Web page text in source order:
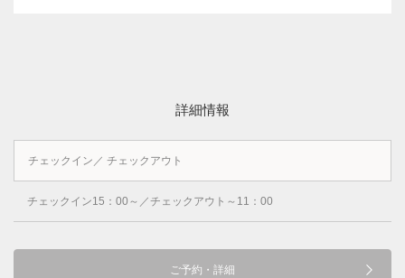
詳細情報
チェックイン／ チェックアウト
チェックイン15：00～／チェックアウト～11：00
ご予約・詳細